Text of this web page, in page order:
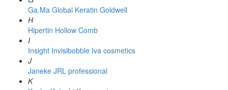
Ga.Ma Global Keratin Goldwell
H
Hipertin Hollow Comb
I
Insight Invisibobble Iva cosmetics
J
Janeke JRL professional
K